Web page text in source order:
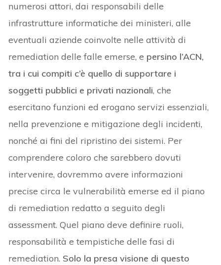
numerosi attori, dai responsabili delle
infrastrutture informatiche dei ministeri, alle
eventuali aziende coinvolte nelle attività di
remediation delle falle emerse, e persino l’ACN,
tra i cui compiti c’è quello di supportare i
soggetti pubblici e privati nazionali, che
esercitano funzioni ed erogano servizi essenziali,
nella prevenzione e mitigazione degli incidenti,
nonché ai fini del ripristino dei sistemi. Per
comprendere coloro che sarebbero dovuti
intervenire, dovremmo avere informazioni
precise circa le vulnerabilità emerse ed il piano
di remediation redatto a seguito degli
assessment. Quel piano deve definire ruoli,
responsabilità e tempistiche delle fasi di
remediation. Solo la presa visione di questo